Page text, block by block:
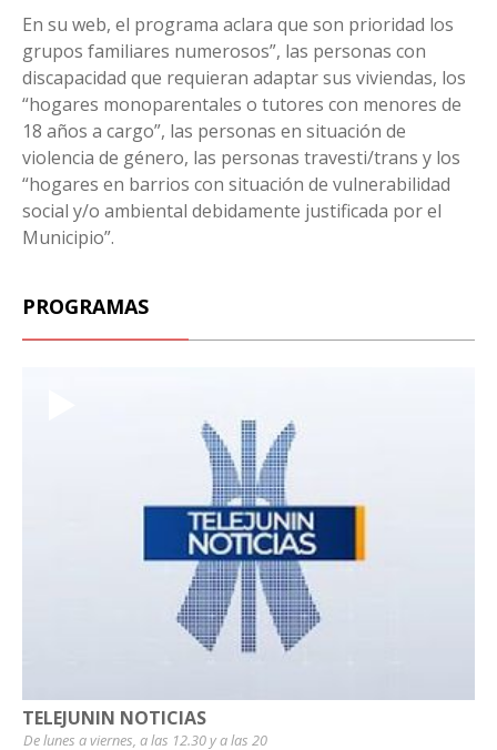
En su web, el programa aclara que son prioridad los
grupos familiares numerosos”, las personas con
discapacidad que requieran adaptar sus viviendas, los
“hogares monoparentales o tutores con menores de
18 años a cargo”, las personas en situación de
violencia de género, las personas travesti/trans y los
“hogares en barrios con situación de vulnerabilidad
social y/o ambiental debidamente justificada por el
Municipio”.
PROGRAMAS
TELEJUNIN NOTICIAS
De lunes a viernes, a las 12.30 y a las 20